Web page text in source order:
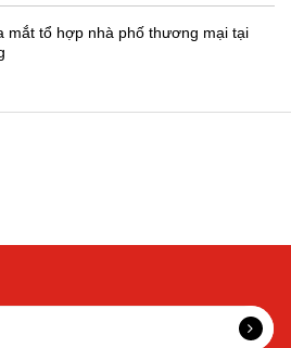
mắt tổ hợp nhà phố thương mại tại